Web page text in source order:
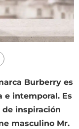
Burberry es
e intemporal. Es
inspiración
masculino Mr.